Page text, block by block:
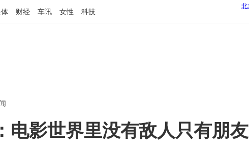
财经 车讯 女性 科技
电影世界里没有敌人只有朋友